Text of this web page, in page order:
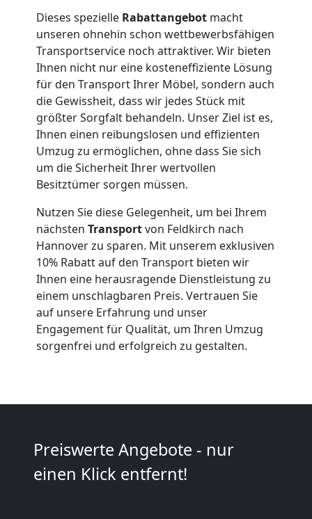
Dieses spezielle Rabattangebot macht
unseren ohnehin schon wettbewerbsfähigen
Transportservice noch attraktiver. Wir bieten
Ihnen nicht nur eine kosteneffiziente Lösung
für den Transport Ihrer Möbel, sondern auch
die Gewissheit, dass wir jedes Stück mit
größter Sorgfalt behandeln. Unser Ziel ist es,
Ihnen einen reibungslosen und effizienten
Umzug zu ermöglichen, ohne dass Sie sich
um die Sicherheit Ihrer wertvollen
Besitztümer sorgen müssen.
Nutzen Sie diese Gelegenheit, um bei Ihrem
nächsten Transportvon Feldkirch nach
Hannover zu sparen. Mit unserem exklusiven
10% Rabatt auf den Transport bieten wir
Ihnen eine herausragende Dienstleistung zu
einem unschlagbaren Preis. Vertrauen Sie
auf unsere Erfahrung und unser
Engagement für Qualität, um Ihren Umzug
sorgenfrei und erfolgreich zu gestalten.
Preiswerte Angebote - nur
einen Klick entfernt!
Umzug
Feldkirch
Qualitäts-
Umzüge
Feldkirch
Vereinsumzug
Feldkirch
Anfrage
Möbeltransport
National
Möbeltransport
International